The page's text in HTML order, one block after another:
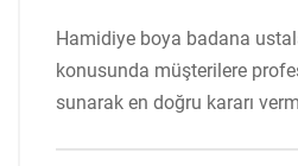
Hamidiye boya badana
konusunda müşterilere
sunarak en doğru kararı